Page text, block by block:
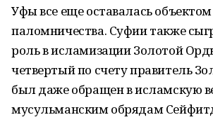
Уфы все еще оставалась объектом
паломничества. Суфии также
роль в исламизации Золотой
четвертый по счету правитель
был даже обращен в исламскую
мусульманским обрядам